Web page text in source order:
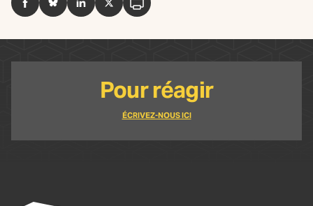
FacebookBlueSkyLinkedInTwitterImprimer
Pour réagir
ÉCRIVEZ-NOUS ICI